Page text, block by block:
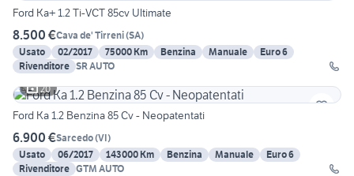
Ford Ka+ 1.2 Ti-VCT 85cv Ultimate
8.500 €Cava de' Tirreni(SA)
Usato
02/2017 75000 Km Benzina Manuale
Euro 6
Rivenditore SR AUTO
20
Ford Ka 1.2 Benzina 85 Cv - Neopatentati
6.900 €Sarcedo(VI)
Usato
06/2017 143000 Km Benzina Manuale
Euro 6
Rivenditore GTM AUTO